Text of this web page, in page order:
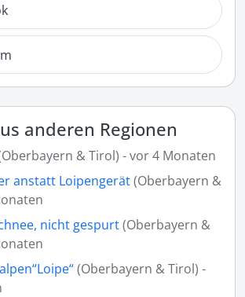
anderen Regionen
& Tirol) - vor 4 Monaten
anstatt Loipengerät(Oberbayern &
nicht gespurt(Oberbayern &
(Oberbayern & Tirol) -